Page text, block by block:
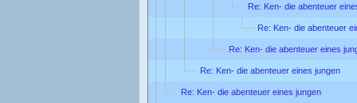
Re: Ken- die abenteuer
Re: Ken- die abenteuer
Re: Ken- die abenteuer eines
Re: Ken- die abenteuer eines jungen
Re: Ken- die abenteuer eines jungen